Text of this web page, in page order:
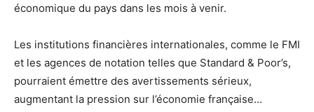
économique du pays dans les mois à venir.
Les institutions financières internationales, comme le FMI
et les agences de notation telles que Standard & Poor’s,
pourraient émettre des avertissements sérieux,
augmentant la pression sur l’économie française…